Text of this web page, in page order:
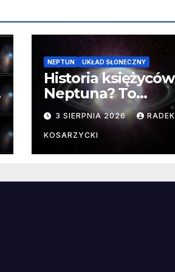
NEPTUN UKŁAD SŁONECZNY
Historia księżyców
Neptuna? To
skomplikowane
3 SIERPNIA 2026 RADEK
KOSARZYCKI